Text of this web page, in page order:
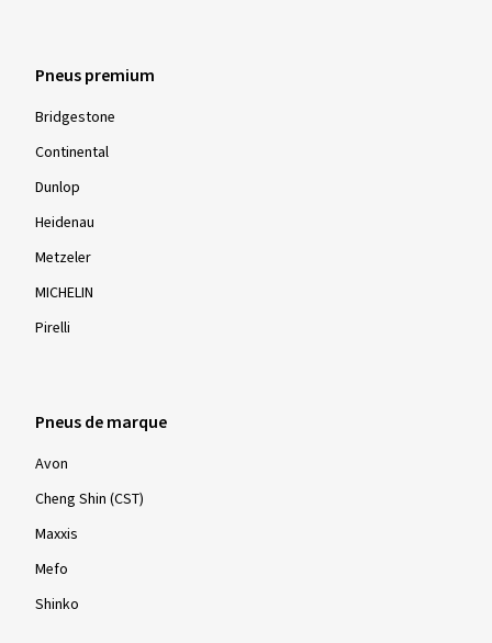
Pneus premium
Bridgestone
Continental
Dunlop
Heidenau
Metzeler
MICHELIN
Pirelli
Pneus de marque
Avon
Cheng Shin (CST)
Maxxis
Mefo
Shinko